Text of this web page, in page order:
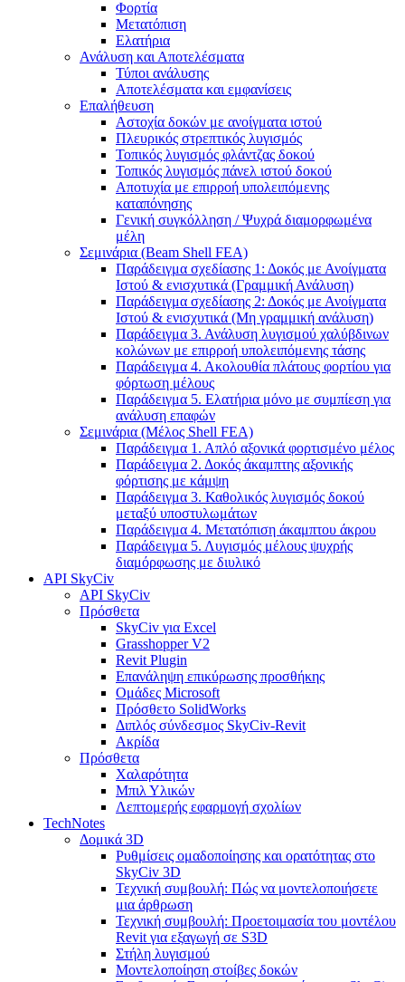
Φορτία
Μετατόπιση
Ελατήρια
Ανάλυση και Αποτελέσματα
Τύποι ανάλυσης
Αποτελέσματα και εμφανίσεις
Επαλήθευση
Αστοχία δοκών με ανοίγματα ιστού
Πλευρικός στρεπτικός λυγισμός
Τοπικός λυγισμός φλάντζας δοκού
Τοπικός λυγισμός πάνελ ιστού δοκού
Αποτυχία με επιρροή υπολειπόμενης
καταπόνησης
Γενική συγκόλληση / Ψυχρά διαμορφωμένα
μέλη
Σεμινάρια (Beam Shell FEA)
Παράδειγμα σχεδίασης 1: Δοκός με Ανοίγματα
Ιστού & ενισχυτικά (Γραμμική Ανάλυση)
Παράδειγμα σχεδίασης 2: Δοκός με Ανοίγματα
Ιστού & ενισχυτικά (Μη γραμμική ανάλυση)
Παράδειγμα 3. Ανάλυση λυγισμού χαλύβδινων
κολώνων με επιρροή υπολειπόμενης τάσης
Παράδειγμα 4. Ακολουθία πλάτους φορτίου για
φόρτωση μέλους
Παράδειγμα 5. Ελατήρια μόνο με συμπίεση για
ανάλυση επαφών
Σεμινάρια (Μέλος Shell FEA)
Παράδειγμα 1. Απλό αξονικά φορτισμένο μέλος
Παράδειγμα 2. Δοκός άκαμπτης αξονικής
φόρτισης με κάμψη
Παράδειγμα 3. Καθολικός λυγισμός δοκού
μεταξύ υποστυλωμάτων
Παράδειγμα 4. Μετατόπιση άκαμπτου άκρου
Παράδειγμα 5. Λυγισμός μέλους ψυχρής
διαμόρφωσης με διυλικό
API SkyCiv
API SkyCiv
Πρόσθετα
SkyCiv για Excel
Grasshopper V2
Revit Plugin
Επανάληψη επικύρωσης προσθήκης
Ομάδες Microsoft
Πρόσθετο SolidWorks
Διπλός σύνδεσμος SkyCiv-Revit
Ακρίδα
Πρόσθετα
Χαλαρότητα
Μπιλ Υλικών
Λεπτομερής εφαρμογή σχολίων
TechNotes
Δομικά 3D
Ρυθμίσεις ομαδοποίησης και ορατότητας στο
SkyCiv 3D
Τεχνική συμβουλή: Πώς να μοντελοποιήσετε
μια άρθρωση
Τεχνική συμβουλή: Προετοιμασία του μοντέλου
Revit για εξαγωγή σε S3D
Στήλη λυγισμού
Μοντελοποίηση στοίβες δοκών